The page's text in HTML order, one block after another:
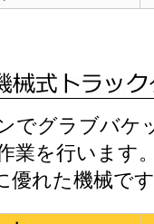
でグラブバケ
業を行います
優れた機械で